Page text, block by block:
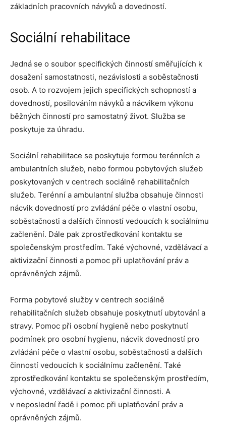
základních pracovních návyků a dovedností.
Sociální rehabilitace
Jedná se o soubor specifických činností směřujících k
dosažení samostatnosti, nezávislosti a soběstačnosti
osob. A to rozvojem jejich specifických schopností a
dovedností, posilováním návyků a nácvikem výkonu
běžných činností pro samostatný život. Služba se
poskytuje za úhradu.
Sociální rehabilitace se poskytuje formou terénních a
ambulantních služeb, nebo formou pobytových služeb
poskytovaných v centrech sociálně rehabilitačních
služeb. Terénní a ambulantní služba obsahuje činnosti
nácvik dovedností pro zvládání péče o vlastní osobu,
soběstačnosti a dalších činností vedoucích k sociálnímu
začlenění. Dále pak zprostředkování kontaktu se
společenským prostředím. Také výchovné, vzdělávací a
aktivizační činnosti a pomoc při uplatňování práv a
oprávněných zájmů.
Forma pobytové služby v centrech sociálně
rehabilitačních služeb obsahuje poskytnutí ubytování a
stravy. Pomoc při osobní hygieně nebo poskytnutí
podmínek pro osobní hygienu, nácvik dovedností pro
zvládání péče o vlastní osobu, soběstačnosti a dalších
činností vedoucích k sociálnímu začlenění. Také
zprostředkování kontaktu se společenským prostředím,
výchovné, vzdělávací a aktivizační činnosti. A
v neposlední řadě i pomoc při uplatňování práv a
oprávněných zájmů.